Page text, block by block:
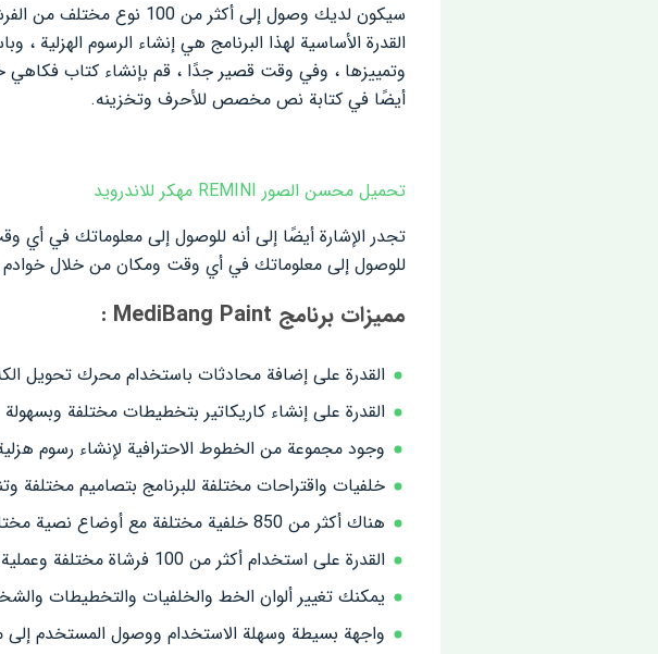
سيكون لديك وصول إلى
القدرة الأساسية لهذا البرنامج هي إنشاء الرسوم الهزلية
أيضًا في كتابة نص مخصص للأحرف وتخزينه.
تحميل محسن الصور REMINI مهكر للاندرويد
تجدر الإشارة أيضًا إلى أنه للوصول إلى معلوماتك في
للوصول إلى معلوماتك في أي وقت ومكان من خلال خوادم
مميزات برنامج MediBang Paint :
القدرة على إضافة محادثات باستخدام محرك تحويل
القدرة على إنشاء كاريكاتير بتخطيطات مختلفة وبسهولة
وجود مجموعة من الخطوط الاحترافية لإنشاء رسوم
خلفيات واقتراحات مختلفة للبرنامج بتصاميم مختلفة
هناك أكثر من 850 خلفية مختلفة مع أوضاع نصية مختلفة
القدرة على استخدام أكثر من 100 فرشاة مختلفة وعملية
يمكنك تغيير ألوان الخط والخلفيات والتخطيطات
واجهة بسيطة وسهلة الاستخدام ووصول المستخدم